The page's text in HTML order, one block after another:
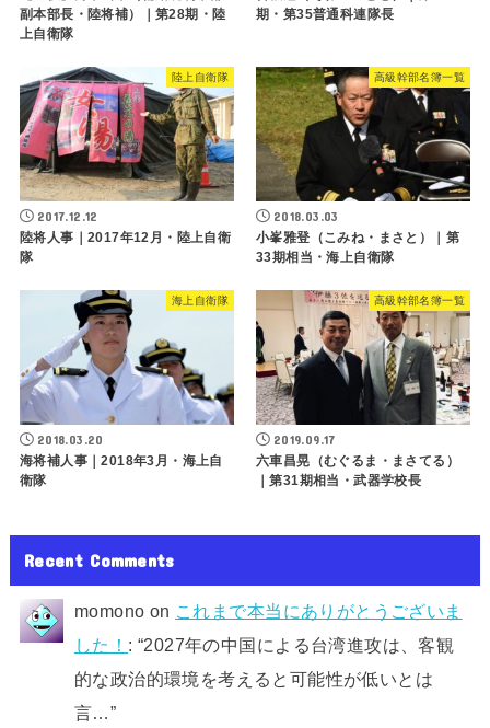
副本部長・陸将補）｜第28期・陸
上自衛隊
期・第35普通科連隊長
陸上自衛隊
2017.12.12
陸将人事｜2017年12月・陸上自衛
隊
高級幹部名簿一覧
2018.03.03
小峯雅登（こみね・まさと）｜第
33期相当・海上自衛隊
海上自衛隊
2018.03.20
海将補人事｜2018年3月・海上自
衛隊
高級幹部名簿一覧
2019.09.17
六車昌晃（むぐるま・まさてる）
｜第31期相当・武器学校長
Recent Comments
momono on これまで本当にありがとうございま
した！ : “2027年の中国による台湾進攻は、客観
的な政治的環境を考えると可能性が低いとは
言…”